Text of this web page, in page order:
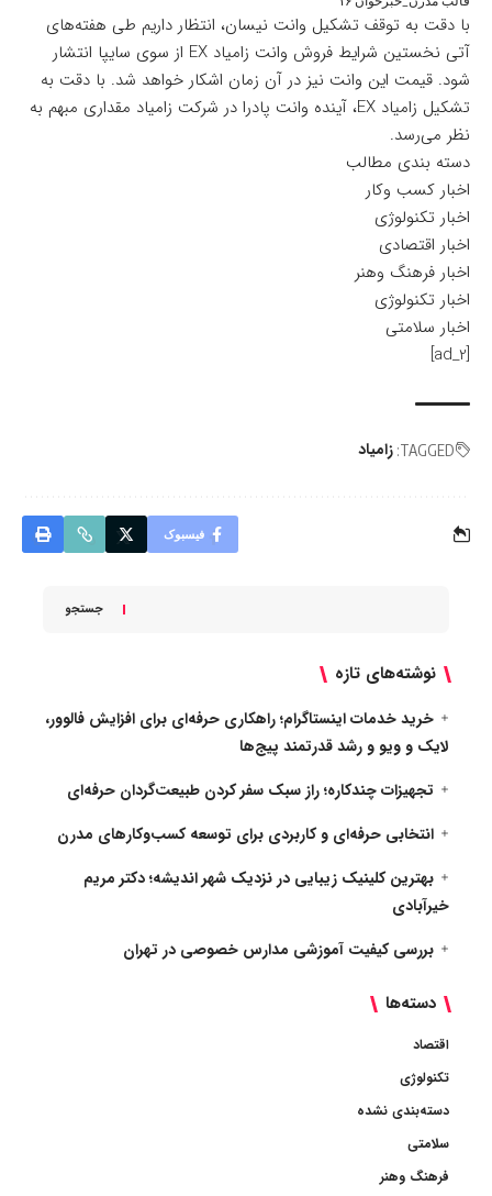
با دقت به توقف تشکیل وانت نیسان، انتظار داریم طی هفته‌های
آتی نخستین شرایط فروش وانت زامیاد EX از سوی سایپا انتشار
شود. قیمت این وانت نیز در آن زمان اشکار خواهد شد. با دقت به
تشکیل زامیاد EX، آینده وانت پادرا در شرکت زامیاد مقداری مبهم به
نظر می‌رسد.
دسته بندی مطالب
اخبار کسب وکار
اخبار تکنولوژی
اخبار اقتصادی
اخبار فرهنگ وهنر
اخبار تکنولوژی
اخبار سلامتی
[ad_2]
TAGGED: زامیاد
فیسبوک
جستجو
نوشته‌های تازه
خرید خدمات اینستاگرام؛ راهکاری حرفه‌ای برای افزایش فالوور،
لایک و ویو و رشد قدرتمند پیج‌ها
تجهیزات چندکاره؛ راز سبک سفر کردن طبیعت‌گردان حرفه‌ای
انتخابی حرفه‌ای و کاربردی برای توسعه کسب‌وکارهای مدرن
بهترین کلینیک زیبایی در نزدیک شهر اندیشه؛ دکتر مریم
خیرآبادی
بررسی کیفیت آموزشی مدارس خصوصی در تهران
دسته‌ها
اقتصاد
تکنولوژی
دسته‌بندی نشده
سلامتی
فرهنگ وهنر